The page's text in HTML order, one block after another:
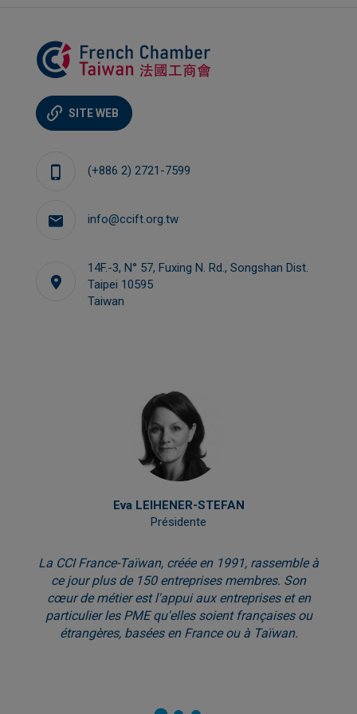
SITE WEB
(+886 2) 2721-7599
info@ccift.org.tw
14F.-3, N° 57, Fuxing N. Rd., Songshan Dist.
Taipei 10595
Taiwan
Eva LEIHENER-STEFAN
Présidente
La CCI France-Taïwan, créée en 1991, rassemble à
ce jour plus de 150 entreprises membres. Son
cœur de métier est l'appui aux entreprises et en
particulier les PME qu'elles soient françaises ou
étrangères, basées en France ou à Taïwan.